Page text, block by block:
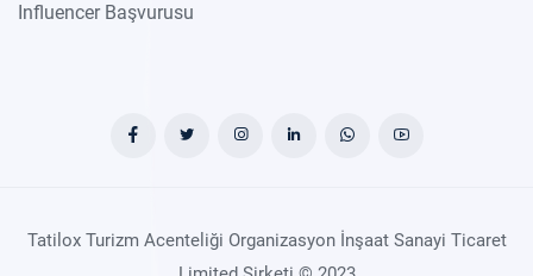
Influencer Başvurusu
Tatilox Turizm Acenteliği Organizasyon İnşaat Sanayi Ticaret